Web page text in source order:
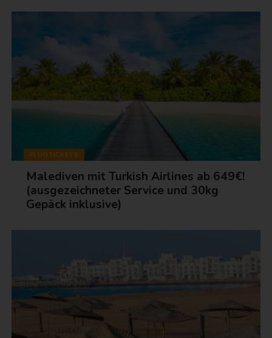
FLUGTICKETS
Malediven mit Turkish Airlines ab 649€!
(ausgezeichneter Service und 30kg
Gepäck inklusive)